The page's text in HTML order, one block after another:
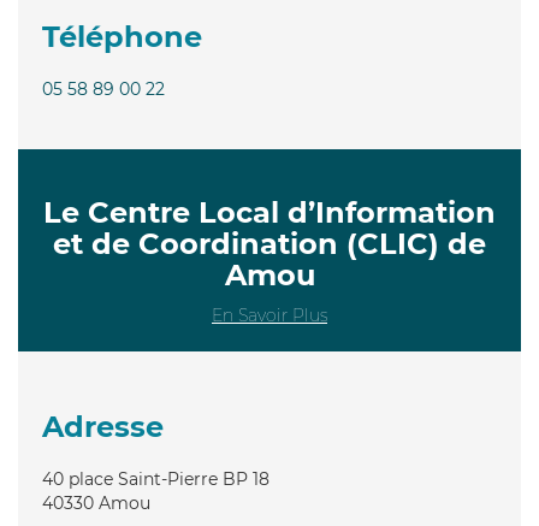
Téléphone
05 58 89 00 22
Le Centre Local d’Information
et de Coordination (CLIC) de
Amou
En Savoir Plus
Adresse
40 place Saint-Pierre BP 18
40330 Amou